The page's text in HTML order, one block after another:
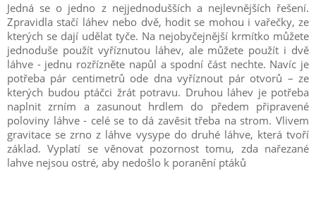
Jedná se o jedno z nejjednodušších a nejlevnějších řešení.
Zpravidla stačí láhev nebo dvě, hodit se mohou i vařečky, ze
kterých se dají udělat tyče. Na nejobyčejnější krmítko můžete
jednoduše použít vyříznutou láhev, ale můžete použít i dvě
láhve - jednu rozřízněte napůl a spodní část nechte. Navíc je
potřeba pár centimetrů ode dna vyříznout pár otvorů – ze
kterých budou ptáčci žrát potravu. Druhou láhev je potřeba
naplnit zrním a zasunout hrdlem do předem připravené
poloviny láhve - celé se to dá zavěsit třeba na strom. Vlivem
gravitace se zrno z láhve vysype do druhé láhve, která tvoří
základ. Vyplatí se věnovat pozornost tomu, zda nařezané
lahve nejsou ostré, aby nedošlo k poranění ptáků